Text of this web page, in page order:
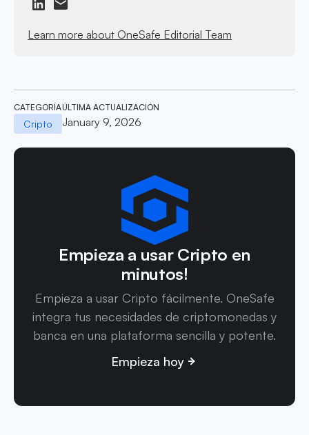
Learn more about OneSafe Editorial Team
CATEGORÍA
Cripto
ÚLTIMA ACTUALIZACIÓN
January 9, 2026
Empieza a usar Cripto en
minutos!
Empieza a usar Cripto fácilmente. OneSafe
integra tus necesidades de criptomonedas y
banca en una plataforma sencilla y potente.
Empieza hoy